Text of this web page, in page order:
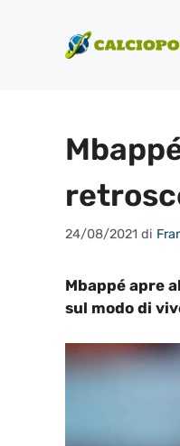
contenuto
24/08/2021 di
Mbappé apre
sul modo di